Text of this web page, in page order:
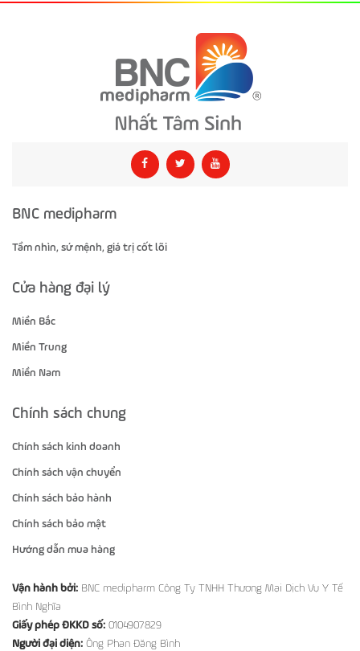
BNC medipharm
Tầm nhìn, sứ mệnh, giá trị cốt lõi
Cửa hàng đại lý
Miền Bắc
Miền Trung
Miền Nam
Chính sách chung
Chính sách kinh doanh
Chính sách vận chuyển
Chính sách bảo hành
Chính sách bảo mật
Hướng dẫn mua hàng
Vận hành bởi: BNC medipharm Công Ty TNHH Thương Mại Dịch Vụ Y Tế
Bình Nghĩa
Giấy phép ĐKKD số: 0104907829
Người đại diện: Ông Phan Đăng Bình